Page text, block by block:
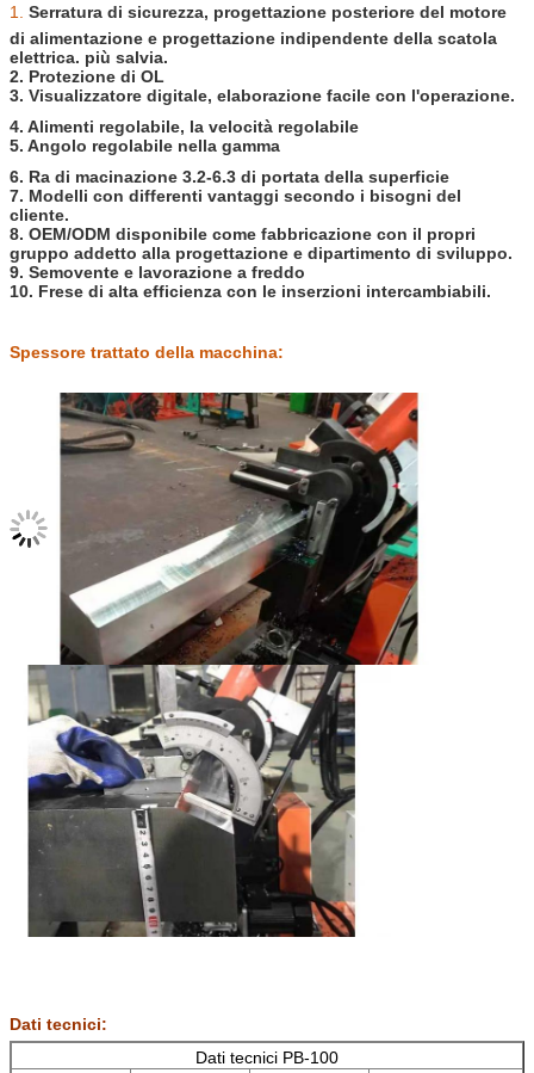
1. Serratura di sicurezza, progettazione posteriore del motore
di alimentazione e progettazione indipendente della scatola
elettrica. più salvia.
2. Protezione di OL
3. Visualizzatore digitale, elaborazione facile con l'operazione.
4. Alimenti regolabile, la velocità regolabile
5. Angolo regolabile nella gamma
6. Ra di macinazione 3.2-6.3 di portata della superficie
7. Modelli con differenti vantaggi secondo i bisogni del
cliente.
8. OEM/ODM disponibile come fabbricazione con il propri
gruppo addetto alla progettazione e dipartimento di sviluppo.
9. Semovente e lavorazione a freddo
10. Frese di alta efficienza con le inserzioni intercambiabili.
Spessore trattato della macchina:
Dati tecnici:
Dati tecnici PB-100